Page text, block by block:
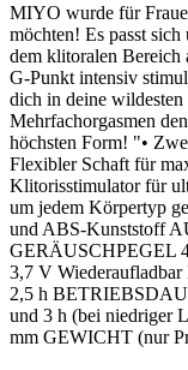
MIYO wurde für
möchten! Es passt
dem klitoralen Bereich
G‑Punkt intensiv
dich in deine
Mehrfachorgasmen
höchsten Form! "•
Flexibler Schaft für
Klitorisstimulator für
um jedem Körpertyp
und ABS-Kunststoff
GERÄUSCHPEGEL
3,7 V
2,5 h
und 3 h (bei niedriger
mm GEWICHT (nur